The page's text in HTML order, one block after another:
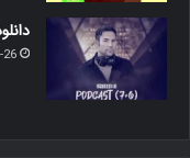
26